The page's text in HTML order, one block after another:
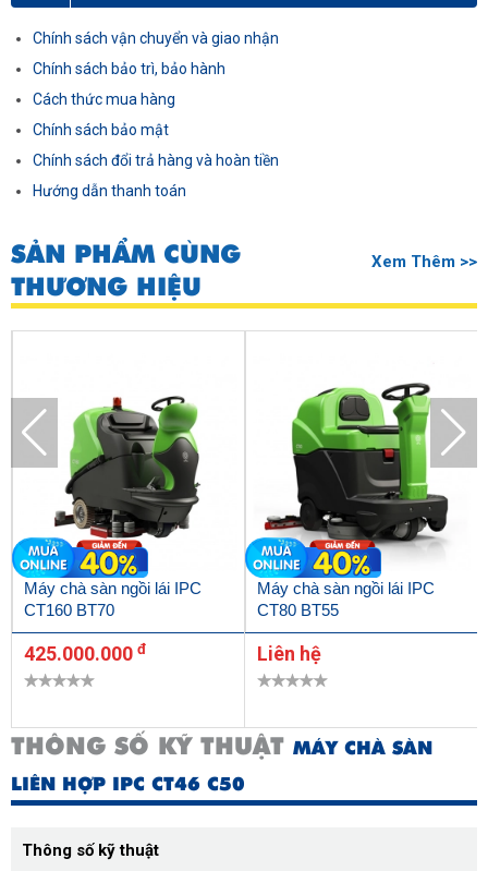
Chính sách vận chuyển và giao nhận
Chính sách bảo trì, bảo hành
Cách thức mua hàng
Chính sách bảo mật
Chính sách đổi trả hàng và hoàn tiền
Hướng dẫn thanh toán
SẢN PHẨM CÙNG
THƯƠNG HIỆU
Xem Thêm >>
Máy chà sàn ngồi lái IPC
CT160 BT70
425.000.000 đ
Máy chà sàn ngồi lái IPC
CT80 BT55
Liên hệ
THÔNG SỐ KỸ THUẬT MÁY CHÀ SÀN
LIÊN HỢP IPC CT46 C50
Thông số kỹ thuật